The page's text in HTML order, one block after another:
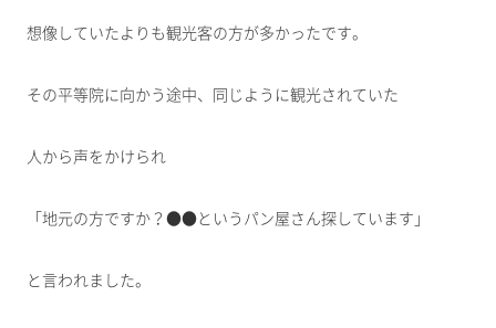
想像していたよりも観光客の方が多かったです。
その平等院に向かう途中、同じように観光されていた
人から声をかけられ
「地元の方ですか？●●というパン屋さん探しています」
と言われました。